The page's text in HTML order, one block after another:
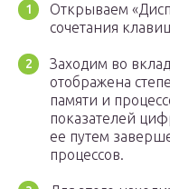
Открываем
сочетания
Заходим во
отображена
памяти и
показателей
ее путем
процессов.